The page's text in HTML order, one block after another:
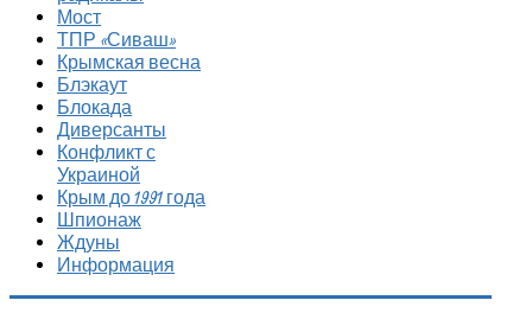
Мост
ТПР «Сиваш»
Крымская весна
Блэкаут
Блокада
Диверсанты
Конфликт с
Украиной
Крым до 1991 года
Шпионаж
Ждуны
Информация